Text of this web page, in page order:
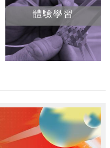
體驗學習